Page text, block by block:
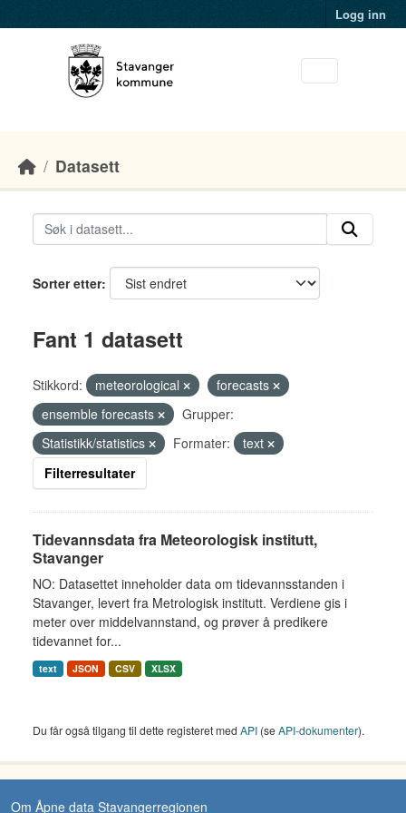
Logg inn
Datasett
Sorter etter
Fant 1 datasett
Stikkord: meteorological
forecasts
ensemble forecasts
Grupper:
Statistikk/statistics
Formater:
text
Filterresultater
Tidevannsdata fra Meteorologisk institutt,
Stavanger
NO: Datasettet inneholder data om tidevannsstanden i
Stavanger, levert fra Metrologisk institutt. Verdiene gis i
meter over middelvannstand, og prøver å predikere
tidevannet for...
text JSON CSV XLSX
Du får også tilgang til dette registeret med API (seAPI-dokumenter).
Om Åpne data Stavangerregionen